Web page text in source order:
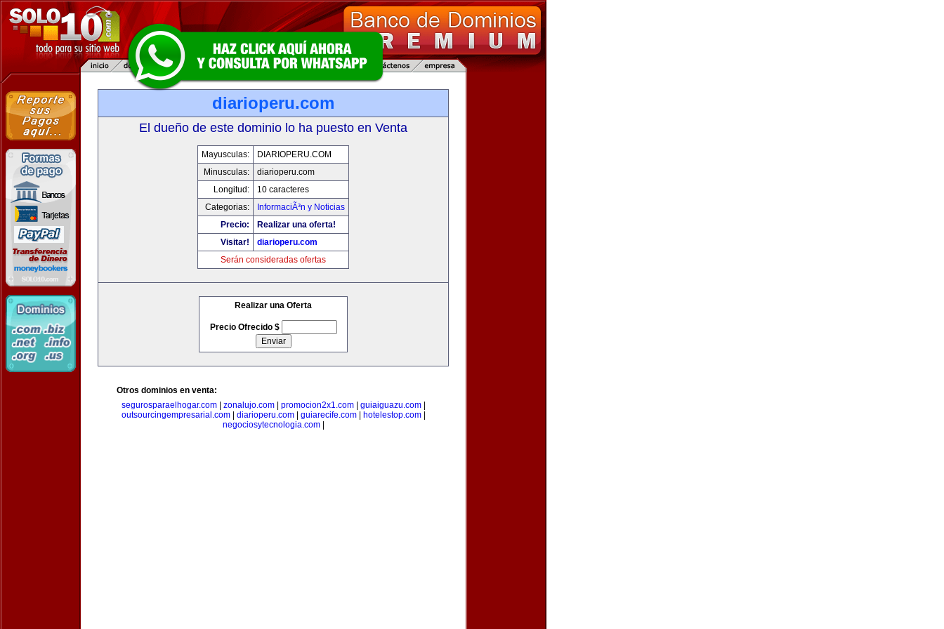
diarioperu.com
El dueño de este dominio lo ha puesto en Venta
Mayusculas:
DIARIOPERU.COM
Minusculas:
diarioperu.com
Longitud:
10 caracteres
Categorias:
InformaciÃ³n y Noticias
Precio:
Realizar una oferta!
Visitar!
diarioperu.com
Serán consideradas ofertas
Realizar una Oferta
Precio Ofrecido $
Otros dominios en venta:
segurosparaelhogar.com| zonalujo.com| promocion2x1.com| guiaiguazu.com|
outsourcingempresarial.com| diarioperu.com| guiarecife.com| hotelestop.com|
negociosytecnologia.com|